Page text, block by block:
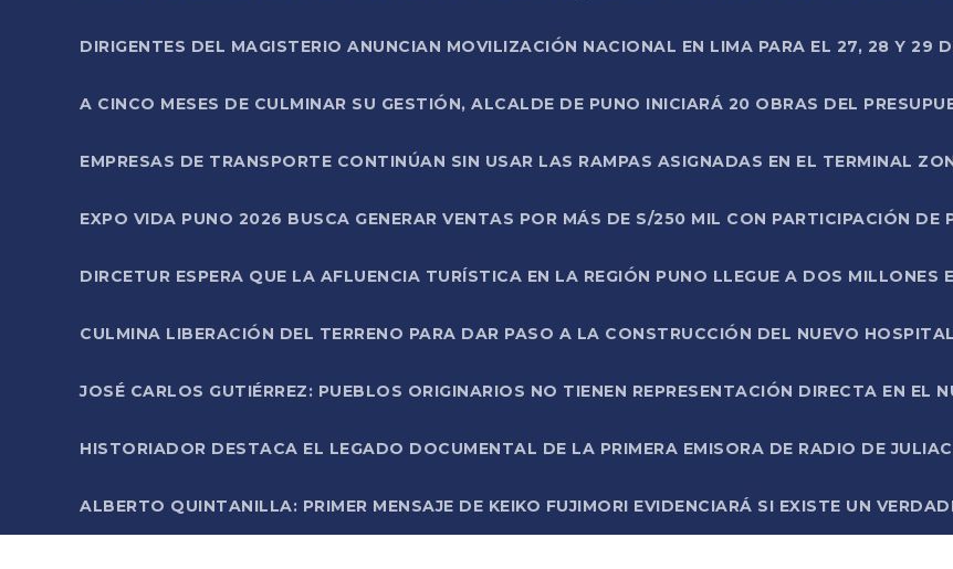
DIRIGENTES DEL MAGISTERIO ANUNCIAN MOVILIZACIÓN NACIONAL EN LIMA PARA EL 27, 28 Y 29
A CINCO MESES DE CULMINAR SU GESTIÓN, ALCALDE DE PUNO INICIARÁ 20 OBRAS DEL
EMPRESAS DE TRANSPORTE CONTINÚAN SIN USAR LAS RAMPAS ASIGNADAS EN EL TERMINAL
EXPO VIDA PUNO 2026 BUSCA GENERAR VENTAS POR MÁS DE S/250 MIL CON PARTICIPACIÓN DE
DIRCETUR ESPERA QUE LA AFLUENCIA TURÍSTICA EN LA REGIÓN PUNO LLEGUE A DOS MILLONES
CULMINA LIBERACIÓN DEL TERRENO PARA DAR PASO A LA CONSTRUCCIÓN DEL NUEVO
JOSÉ CARLOS GUTIÉRREZ: PUEBLOS ORIGINARIOS NO TIENEN REPRESENTACIÓN DIRECTA EN EL
HISTORIADOR DESTACA EL LEGADO DOCUMENTAL DE LA PRIMERA EMISORA DE RADIO DE
ALBERTO QUINTANILLA: PRIMER MENSAJE DE KEIKO FUJIMORI EVIDENCIARÁ SI EXISTE UN